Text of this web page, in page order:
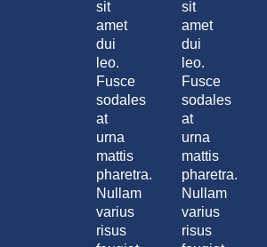
sit
amet
dui
leo.
Fusce
sodales
at
urna
mattis
pharetra.
Nullam
varius
risus
sit
amet
dui
leo.
Fusce
sodales
at
urna
mattis
pharetra.
Nullam
varius
risus